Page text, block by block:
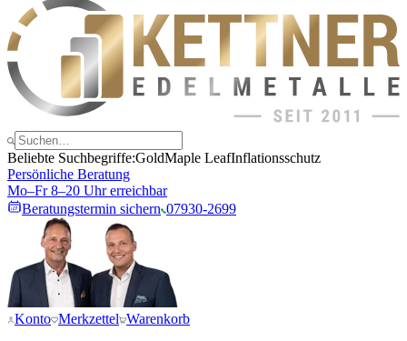
Beliebte Suchbegriffe:GoldMaple LeafInflationsschutz
Persönliche Beratung
Mo–Fr 8–20 Uhr erreichbar
Beratungstermin sichern 07930-2699
Konto Merkzettel Warenkorb